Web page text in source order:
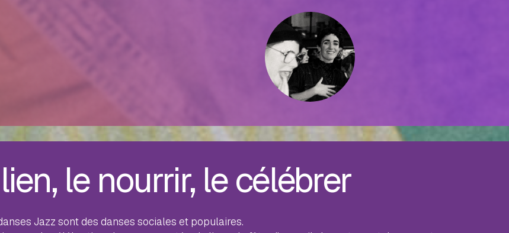
le nourrir, le célébrer
Jazz sont des danses sociales et populaires.